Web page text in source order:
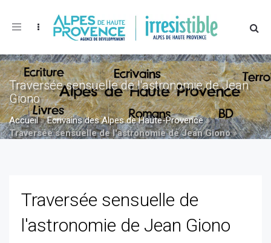
Toggle
Traversée sensuelle de l'astronomie de Jean
Giono
Accueil»Ecrivains des Alpes de Haute-Provence»
Traversée sensuelle de l'astronomie de Jean Giono»
Traversée sensuelle de
l'astronomie de Jean Giono